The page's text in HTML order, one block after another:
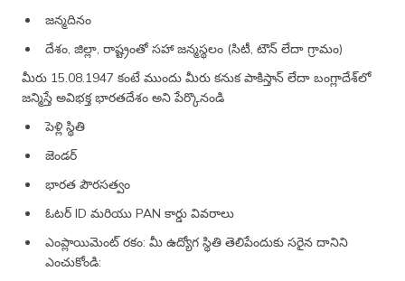
జన్మదినం
దేశం, జిల్లా, రాష్ట్రంతో సహా జన్మస్థలం (సిటీ, టౌన్ లేదా గ్రామం)
మీరు 15.08.1947 కంటే ముందు మీరు కనుక పాకిస్తాన్ లేదా బంగ్లాదేశ్‌లో
జన్మిస్తే అవిభక్త భారతదేశం అని పేర్కొనండి
పెళ్లి స్థితి
జెండర్
భారత పౌరసత్వం
ఓటర్ ID మరియు PAN కార్డు వివరాలు
ఎంప్లాయిమెంట్ రకం: మీ ఉద్యోగ స్థితి తెలిపేందుకు సరైన దానిని
ఎంచుకోండి: